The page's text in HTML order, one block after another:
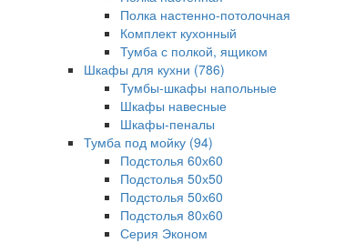
Полка настенно-потолочная
Комплект кухонный
Тумба с полкой, ящиком
Шкафы для кухни (786)
Тумбы-шкафы напольные
Шкафы навесные
Шкафы-пеналы
Тумба под мойку (94)
Подстолья 60х60
Подстолья 50х50
Подстолья 50х60
Подстолья 80х60
Серия Эконом